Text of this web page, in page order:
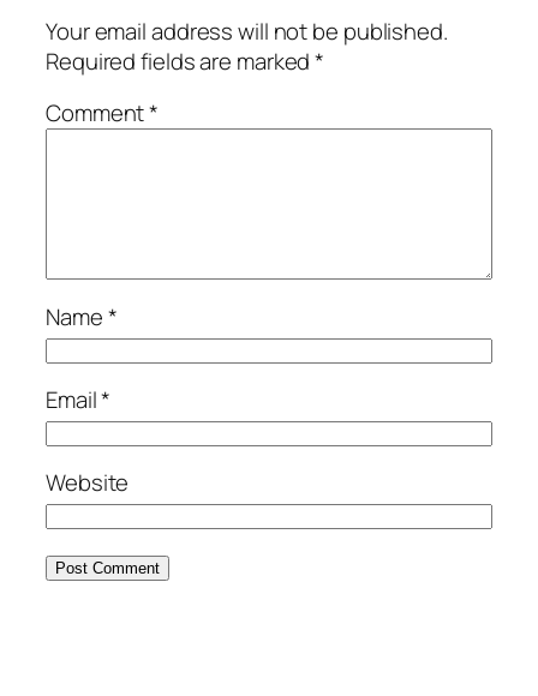
Your email address will not be published.
Required fields are marked*
Comment*
Name*
Email*
Website